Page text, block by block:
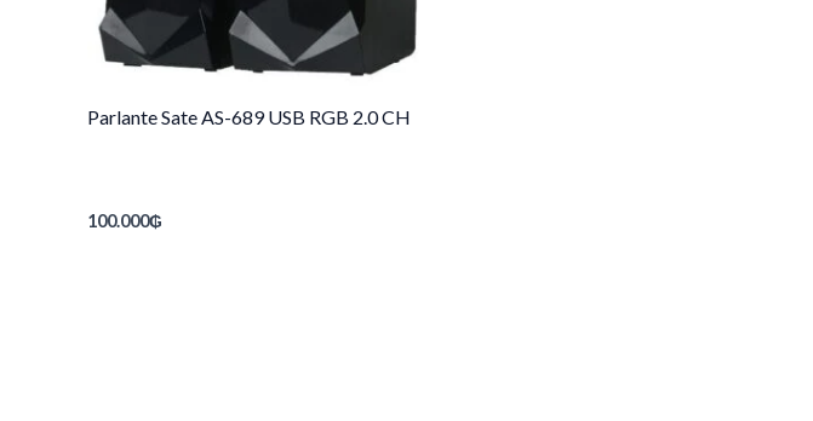
Parlante Sate AS-689 USB RGB 2.0 CH
100.000₲